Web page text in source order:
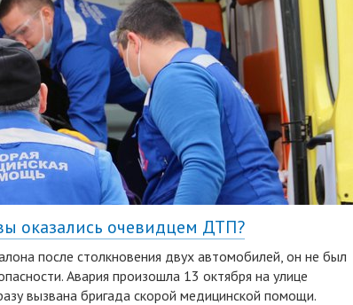
оказались очевидцем ДТП?
после столкновения двух автомобилей, он не был
Авария произошла 13 октября на улице
вызвана бригада скорой медицинской помощи.